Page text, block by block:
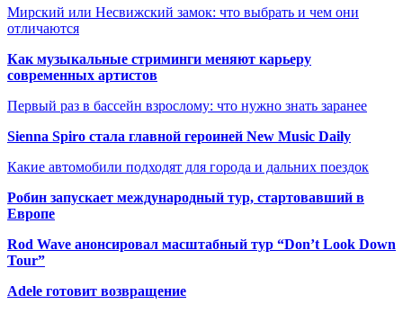
Мирский или Несвижский замок: что выбрать и чем они
отличаются
Как музыкальные стриминги меняют карьеру
современных артистов
Первый раз в бассейн взрослому: что нужно знать заранее
Sienna Spiro стала главной героиней New Music Daily
Какие автомобили подходят для города и дальних поездок
Робин запускает международный тур, стартовавший в
Европе
Rod Wave анонсировал масштабный тур “Don’t Look Down
Tour”
Adele готовит возвращение